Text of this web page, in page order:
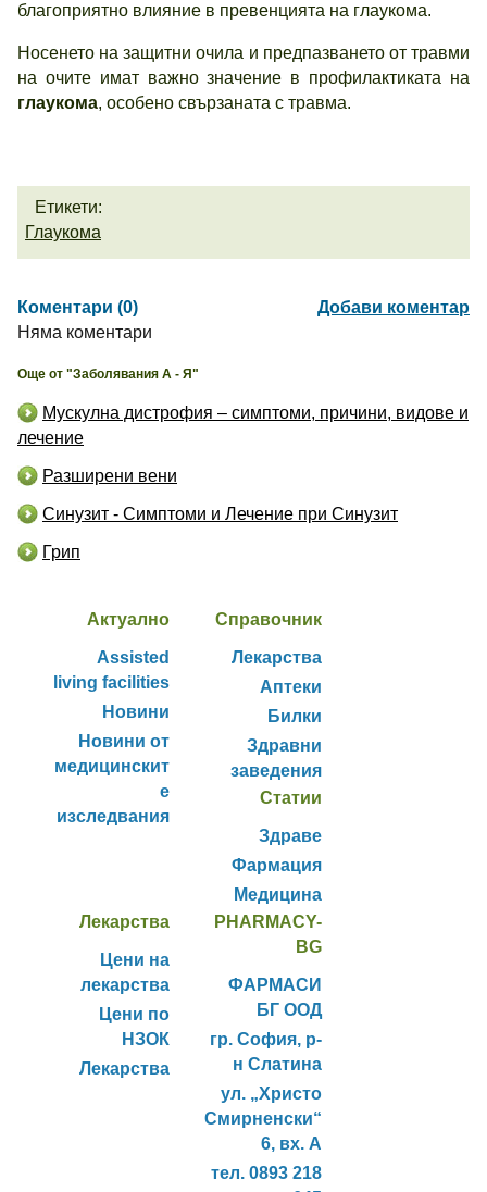
благоприятно влияние в превенцията на глаукома.
Носенето на защитни очила и предпазването от травми
на очите имат важно значение в профилактиката на
глаукома, особено свързаната с травма.
Етикети:
Глаукома
Коментари (0)
Добави коментар
Няма коментари
Още от "Заболявания А - Я"
Мускулна дистрофия – симптоми, причини, видове и
лечение
Разширени вени
Синузит - Симптоми и Лечение при Синузит
Грип
Актуално
Assisted
living facilities
Новини
Новини от
медицинскит
е
изследвания
Справочник
Лекарства
Аптеки
Билки
Здравни
заведения
Статии
Здраве
Фармация
Медицина
Лекарства
Цени на
лекарства
Цени по
НЗОК
Лекарства
PHARMACY-
BG
ФАРМАСИ
БГ ООД
гр. София, р-
н Слатина
ул. „Христо
Смирненски“
6, вх. А
тел. 0893 218